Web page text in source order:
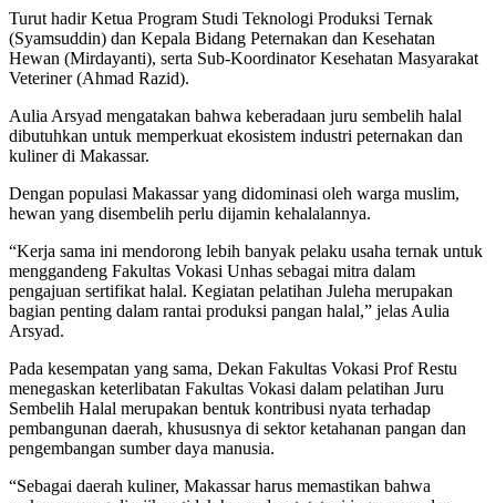
Turut hadir Ketua Program Studi Teknologi Produksi Ternak
(Syamsuddin) dan Kepala Bidang Peternakan dan Kesehatan
Hewan (Mirdayanti), serta Sub-Koordinator Kesehatan Masyarakat
Veteriner (Ahmad Razid).
Aulia Arsyad mengatakan bahwa keberadaan juru sembelih halal
dibutuhkan untuk memperkuat ekosistem industri peternakan dan
kuliner di Makassar.
Dengan populasi Makassar yang didominasi oleh warga muslim,
hewan yang disembelih perlu dijamin kehalalannya.
“Kerja sama ini mendorong lebih banyak pelaku usaha ternak untuk
menggandeng Fakultas Vokasi Unhas sebagai mitra dalam
pengajuan sertifikat halal. Kegiatan pelatihan Juleha merupakan
bagian penting dalam rantai produksi pangan halal,” jelas Aulia
Arsyad.
Pada kesempatan yang sama, Dekan Fakultas Vokasi Prof Restu
menegaskan keterlibatan Fakultas Vokasi dalam pelatihan Juru
Sembelih Halal merupakan bentuk kontribusi nyata terhadap
pembangunan daerah, khususnya di sektor ketahanan pangan dan
pengembangan sumber daya manusia.
“Sebagai daerah kuliner, Makassar harus memastikan bahwa